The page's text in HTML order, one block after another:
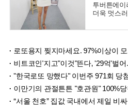
투버튼에이
더욱 멋스
로또용지 찢지마세요. 97%이상이 모르는 비밀
비트코인'지고"이것"뜬다, '29억'벌어
"한국로또 망했다" 이번주 971회 당첨번호 6자리
이만기의 관절튼튼 "호관원" 100%
“서울 천호” 집값 국내에서 제일 비